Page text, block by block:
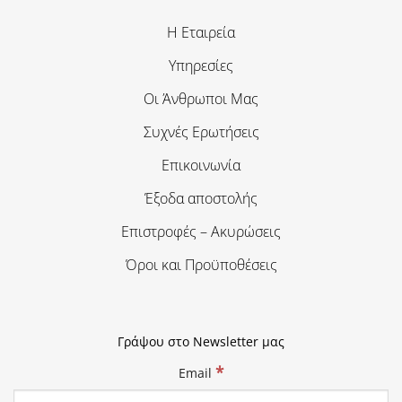
Η Εταιρεία
Υπηρεσίες
Οι Άνθρωποι Μας
Συχνές Ερωτήσεις
Επικοινωνία
Έξοδα αποστολής
Επιστροφές – Ακυρώσεις
Όροι και Προϋποθέσεις
Γράψου στο Newsletter μας
Email *